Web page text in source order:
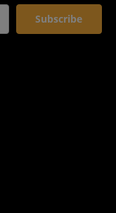
Subscribe